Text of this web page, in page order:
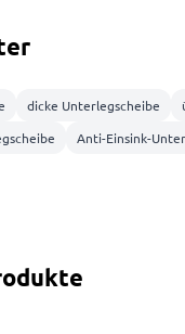
dicke Unterlegscheibe
Anti-Einsink-